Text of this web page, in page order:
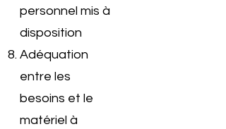
personnel mis à
disposition
Adéquation
entre les
besoins et le
matériel à